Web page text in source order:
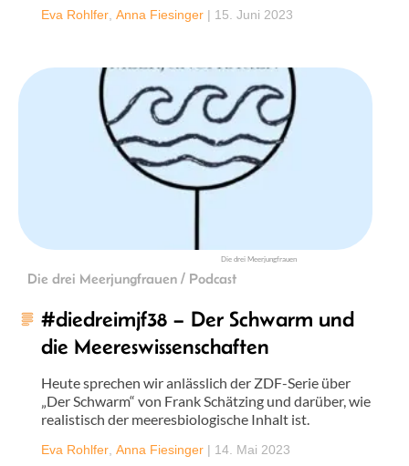
Eva Rohlfer Anna Fiesinger | 15. Juni 2023
Die drei Meerjungfrauen
Die drei Meerjungfrauen / Podcast
#diedreimjf38 – Der Schwarm und
die Meereswissenschaften
Heute sprechen wir anlässlich der ZDF-Serie über
„Der Schwarm“ von Frank Schätzing und darüber, wie
realistisch der meeresbiologische Inhalt ist.
Eva Rohlfer Anna Fiesinger | 14. Mai 2023